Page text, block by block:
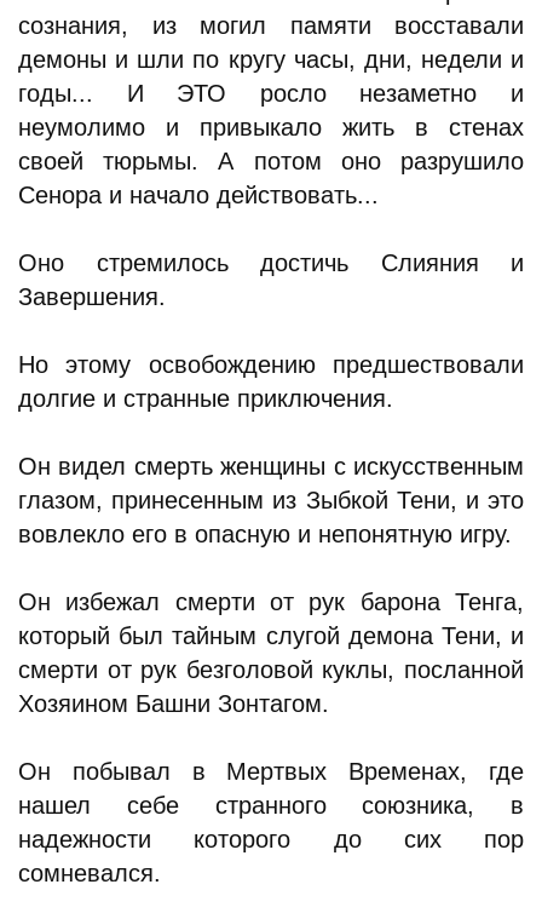
сознания, из могил памяти восставали
демоны и шли по кругу часы, дни, недели и
годы... И ЭТО росло незаметно и
неумолимо и привыкало жить в стенах
своей тюрьмы. А потом оно разрушило
Сенора и начало действовать...
Оно стремилось достичь Слияния и
Завершения.
Но этому освобождению предшествовали
долгие и странные приключения.
Он видел смерть женщины с искусственным
глазом, принесенным из Зыбкой Тени, и это
вовлекло его в опасную и непонятную игру.
Он избежал смерти от рук барона Тенга,
который был тайным слугой демона Тени, и
смерти от рук безголовой куклы, посланной
Хозяином Башни Зонтагом.
Он побывал в Мертвых Временах, где
нашел себе странного союзника, в
надежности которого до сих пор
сомневался.